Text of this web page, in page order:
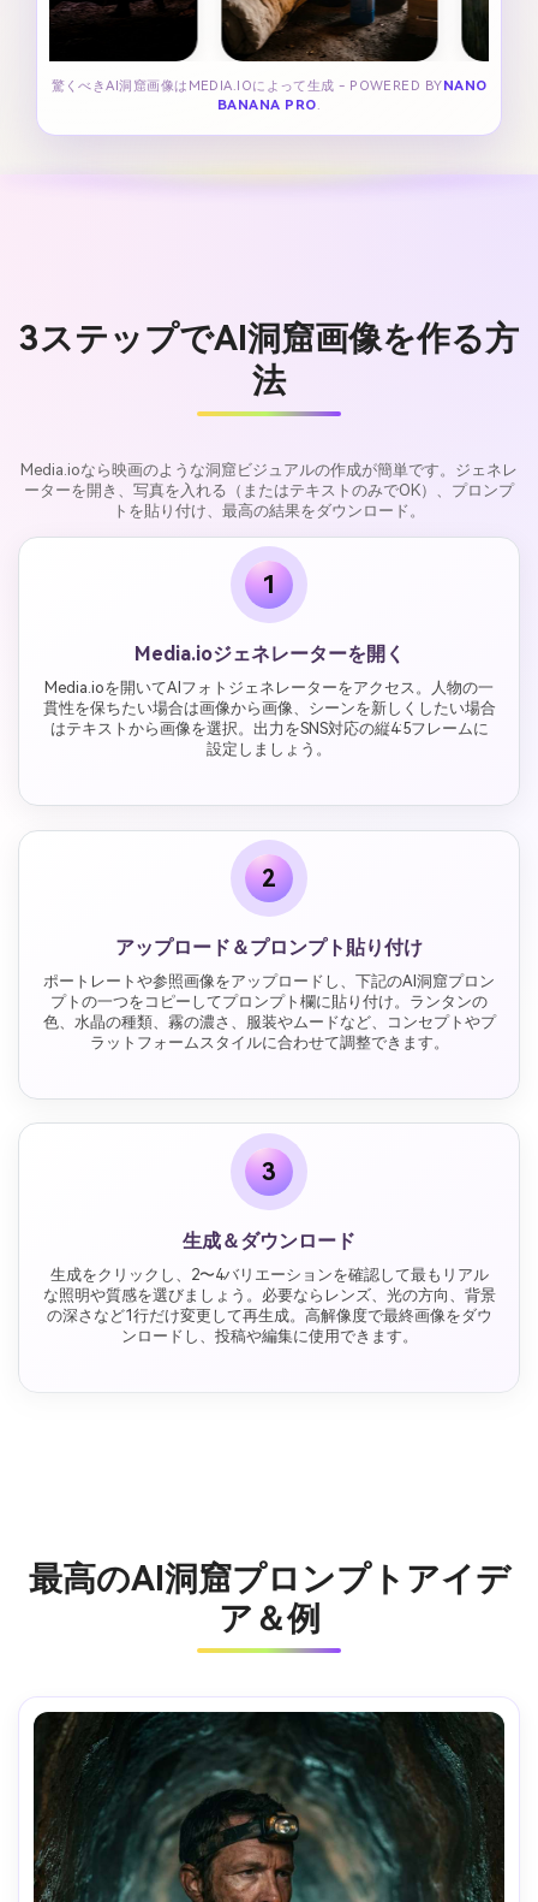
驚くべきAI洞窟画像はMEDIA.IOによって生成 - POWERED BY NANO
BANANA PRO.
3ステップでAI洞窟画像を作る方
法
Media.ioなら映画のような洞窟ビジュアルの作成が簡単です。ジェネレ
ーターを開き、写真を入れる（またはテキストのみでOK）、プロンプ
トを貼り付け、最高の結果をダウンロード。
1
Media.ioジェネレーターを開く
Media.ioを開いてAIフォトジェネレーターをアクセス。人物の一
貫性を保ちたい場合は画像から画像、シーンを新しくしたい場合
はテキストから画像を選択。出力をSNS対応の縦4:5フレームに
設定しましょう。
2
アップロード＆プロンプト貼り付け
ポートレートや参照画像をアップロードし、下記のAI洞窟プロン
プトの一つをコピーしてプロンプト欄に貼り付け。ランタンの
色、水晶の種類、霧の濃さ、服装やムードなど、コンセプトやプ
ラットフォームスタイルに合わせて調整できます。
3
生成＆ダウンロード
生成をクリックし、2〜4バリエーションを確認して最もリアル
な照明や質感を選びましょう。必要ならレンズ、光の方向、背景
の深さなど1行だけ変更して再生成。高解像度で最終画像をダウ
ンロードし、投稿や編集に使用できます。
最高のAI洞窟プロンプトアイデ
ア＆例